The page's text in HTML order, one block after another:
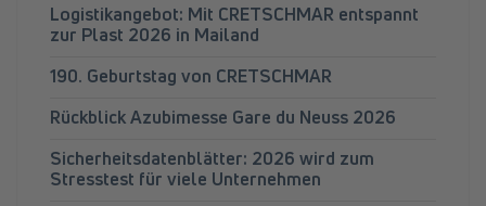
Logistikangebot: Mit CRETSCHMAR entspannt
zur Plast 2026 in Mailand
190. Geburtstag von CRETSCHMAR
Rückblick Azubimesse Gare du Neuss 2026
Sicherheitsdatenblätter: 2026 wird zum
Stresstest für viele Unternehmen